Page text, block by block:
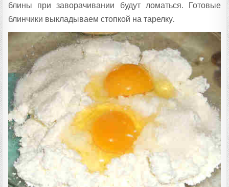
блины при заворачивании будут ломаться. Готовые
блинчики выкладываем стопкой на тарелку.